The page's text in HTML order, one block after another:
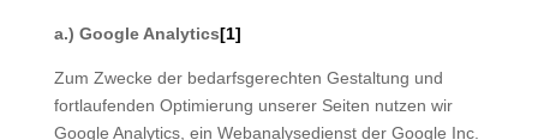
a.) Google Analytics[1]
Zum Zwecke der bedarfsgerechten Gestaltung und
fortlaufenden Optimierung unserer Seiten nutzen wir
Google Analytics, ein Webanalysedienst der Google Inc.